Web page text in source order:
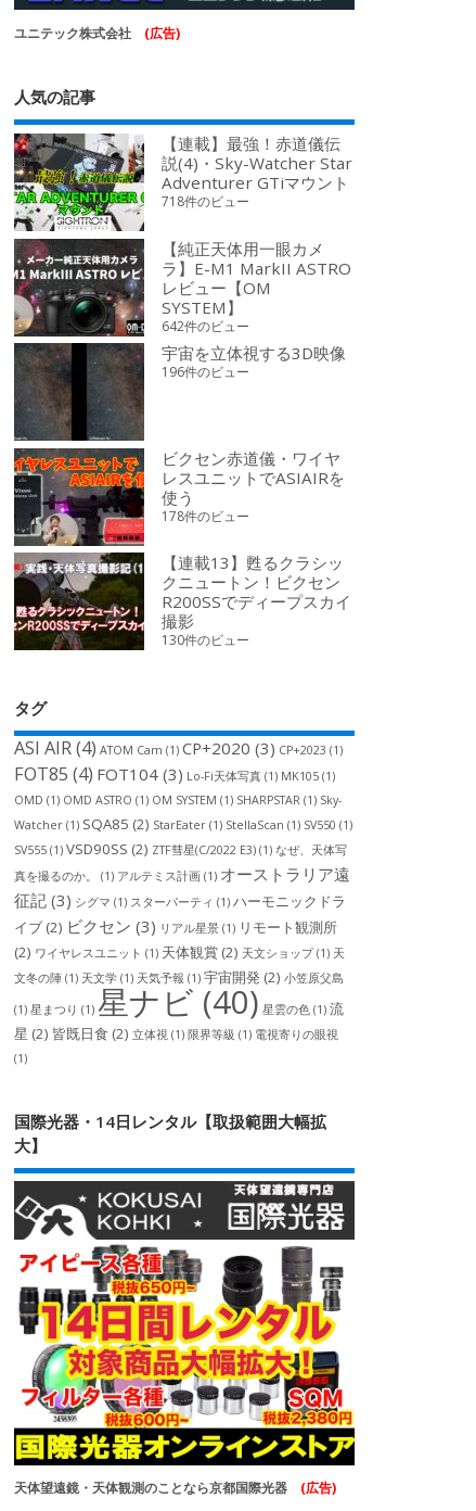
ユニテック株式会社 (広告)
人気の記事
【連載】最強！赤道儀伝
説(4)・Sky-Watcher Star
Adventurer GTiマウント
718件のビュー
【純正天体用一眼カメ
ラ】E-M1 MarkII ASTRO
レビュー【OM
SYSTEM】
642件のビュー
宇宙を立体視する3D映像
196件のビュー
ビクセン赤道儀・ワイヤ
レスユニットでASIAIRを
使う
178件のビュー
【連載13】甦るクラシッ
クニュートン！ビクセン
R200SSでディープスカイ
撮影
130件のビュー
タグ
ASI AIR(4) ATOM Cam (1) CP+2020 (3) CP+2023 (1)
FOT85 (4) FOT104 (3) Lo-Fi天体写真 (1) MK105 (1)
OMD (1) OMD ASTRO (1) OM SYSTEM (1) SHARPSTAR (1) Sky-
Watcher (1) SQA85 (2) StarEater (1) StellaScan (1) SV550 (1)
SV555 (1) VSD90SS (2) ZTF彗星(C/2022 E3) (1) なぜ、天体写
真を撮るのか。
(1) アルテミス計画 (1) オーストラリア遠
征記 (3) シグマ (1) スターパーティ (1) ハーモニックドラ
イブ (2) ビクセン (3) リアル星景 (1) リモート観測所
(2) ワイヤレスユニット (1) 天体観賞 (2) 天文ショップ(1) 天
文冬の陣 (1) 天文学 (1) 天気予報 (1) 宇宙開発 (2) 小笠原父島
(1) 星まつり (1) 星ナビ (40) 星雲の色 (1) 流
星 (2) 皆既日食 (2) 立体視 (1) 限界等級 (1) 電視寄りの眼視
(1)
国際光器・14日レンタル【取扱範囲大幅拡
大】
天体望遠鏡・天体観測のことなら京都国際光器 (広告)